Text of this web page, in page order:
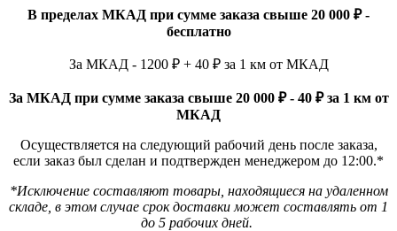
В пределах МКАД при сумме заказа свыше 20 000 ₽ -
бесплатно
За МКАД - 1200 ₽ + 40 ₽ за 1 км от МКАД
За МКАД при сумме заказа свыше 20 000 ₽ - 40 ₽ за 1 км от
МКАД
Осуществляется на следующий рабочий день после заказа,
если заказ был сделан и подтвержден менеджером до 12:00.*
*Исключение составляют товары, находящиеся на удаленном
складе, в этом случае срок доставки может составлять от 1
до 5 рабочих дней.